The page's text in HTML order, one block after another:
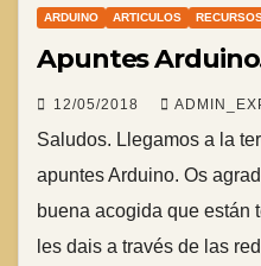
ARDUINO ARTICULOS
Apuntes
12/05/2018
Saludos. Llegamos a la
apuntes Arduino. Os
buena acogida que están
les dais a través de las